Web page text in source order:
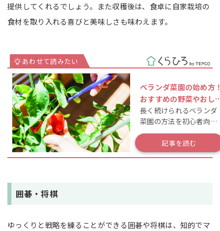
提供してくれるでしょう。また収穫後は、食卓に自家栽培の
食材を取り入れる喜びと美味しさも味わえます。
ベランダ菜園の始め方
おすすめの野菜やおし
れアイテムを紹介！
長く続けられるベランダ
菜園の方法を初心者向け
に解説♪
記事を読む
囲碁・将棋
ゆっくりと戦略を練ることができる囲碁や将棋は、知的でマ